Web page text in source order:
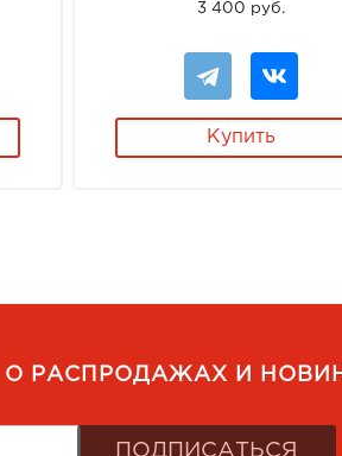
3 400 руб.
Купить
О РАСПРОДАЖАХ И